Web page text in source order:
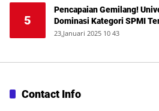
5
Pencapaian Gemilang!
Dominasi Kategori SPMI
23,Januari 2025 10 43
Contact Info